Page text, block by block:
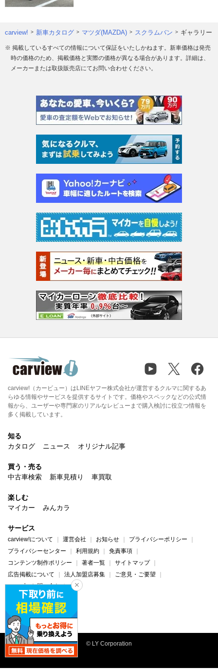
carview! 新車カタログ マツダ(MAZDA) スクラムバン ギャラリー
※ 掲載しているすべての情報について保証をいたしかねます。新車価格は発売
時の価格のため、掲載価格と実際の価格が異なる場合があります。詳細は、
メーカーまたは取扱販売店にてお問い合わせください。
carview!（カービュー）はLINEヤフー株式会社が運営するクルマに関するあ
らゆる情報やサービスを提供するサイトです。価格やスペックなどの公式情
報から、ユーザーや専門家のリアルなレビューまで購入検討に役立つ情報を
多く掲載しています。
知る
カタログ
ニュース オリジナル記事
買う・売る
中古車検索
新車見積り 車買取
楽しむ
マイカー
みんカラ
サービス
carview!について 運営会社 お知らせ
プライバシーポリシー
プライバシーセンター
利用規約
免責事項
コンテンツ制作ポリシー
著者一覧
サイトマップ
広告掲載について
法人加盟店募集
ご意見・ご要望
ヘルプ・お問い合わせ
carview! Yahoo! JAPAN
© LY Corporation